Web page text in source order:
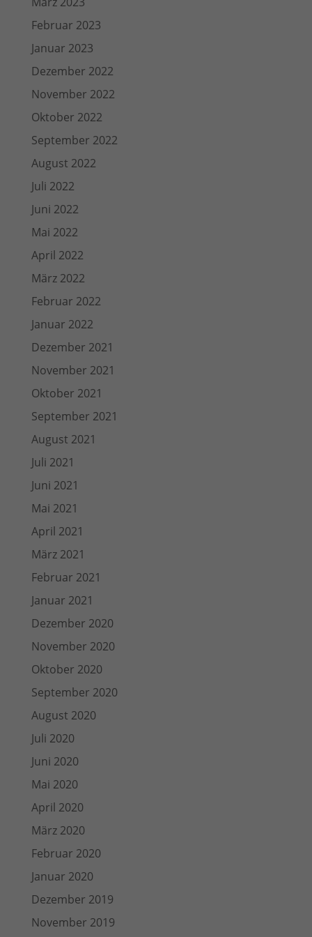
Februar 2023
Januar 2023
Dezember 2022
November 2022
Oktober 2022
September 2022
August 2022
Juli 2022
Juni 2022
Mai 2022
April 2022
März 2022
Februar 2022
Januar 2022
Dezember 2021
November 2021
Oktober 2021
September 2021
August 2021
Juli 2021
Juni 2021
Mai 2021
April 2021
März 2021
Februar 2021
Januar 2021
Dezember 2020
November 2020
Oktober 2020
September 2020
August 2020
Juli 2020
Juni 2020
Mai 2020
April 2020
März 2020
Februar 2020
Januar 2020
Dezember 2019
November 2019